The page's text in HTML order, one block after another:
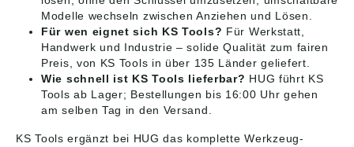
Modelle wechseln zwischen Anziehen und Lösen.
Für wen eignet sich KS Tools? Für Werkstatt,
Handwerk und Industrie – solide Qualität zum fairen
Preis, von KS Tools in über 135 Länder geliefert.
Wie schnell ist KS Tools lieferbar? HUG führt KS
Tools ab Lager; Bestellungen bis 16:00 Uhr gehen
am selben Tag in den Versand.
KS Tools ergänzt bei HUG das kompletteWerkzeug-